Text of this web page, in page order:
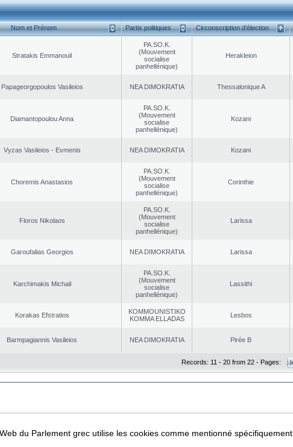
Nom et Prénom Partis politiques Circonscription d’élection
Stratakis Emmanouil
PA.SO.K.
(Mouvement
socialise
panhellénique)
Herakleion
Papageorgopoulos Vasileios NEA DΙMOKRATIA Thessalonique A
Diamantopoulou Anna
PA.SO.K.
(Mouvement
socialise
panhellénique)
Kozani
Vyzas Vasileios - Evmenis NEA DΙMOKRATIA Kozani
Choremis Anastasios
PA.SO.K.
(Mouvement
socialise
panhellénique)
Corinthie
Floros Nikolaos
PA.SO.K.
(Mouvement
socialise
panhellénique)
Larissa
Garoufalias Georgios NEA DΙMOKRATIA Larissa
Karchimakis Michail
PA.SO.K.
(Mouvement
socialise
panhellénique)
Lassithi
Korakas Efstratios
KOMMOUNISTIKO
KOMMA ELLADAS
Lesbos
Barmpagiannis Vasileios NEA DΙMOKRATIA Pirée B
Records: 11 - 20 from 22 - Pages:
Protection Security & Access
du Parlement grec utilise les cookies comme mentionné spécifiquement